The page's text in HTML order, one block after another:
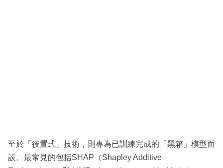
至於「後置式」技術，則專為已訓練完成的「黑箱」模型而
設。最常見的包括SHAP（Shapley Additive